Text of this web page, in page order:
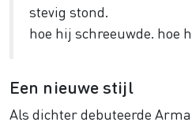
stevig stond.
hoe hij schreeuwde. hoe
Een nieuwe stijl
Als dichter debuteerde